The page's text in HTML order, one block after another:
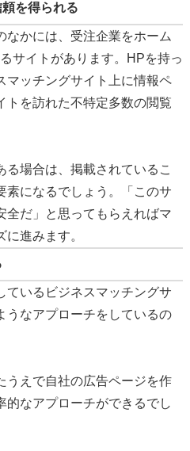
を得られる
なかには、受注企業をホーム
サイトがあります。HPを持っ
マッチングサイト上に情報ペ
トを訪れた不特定多数の閲覧
場合は、掲載されているこ
素になるでしょう。「このサ
全だ」と思ってもらえればマ
進みます。
ているビジネスマッチングサ
うなアプローチをしているの
うえで自社の広告ページを作
的なアプローチができるでし